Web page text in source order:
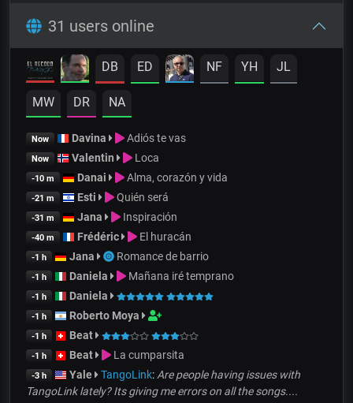
31 users online
DB ED NF YH JL
MW DR NA
Now Davina Adiós te vas
Now Valentin Loca
-10 m Danai Alma, corazón y vida
-21 m Esti Quién será
-31 m Jana Inspiración
-40 m Frédéric El huracán
-1 h Jana Romance de barrio
-1 h Daniela Mañana iré temprano
-1 h Daniela
-1 h Roberto Moya
-1 h Beat
-1 h Beat La cumparsita
-3 h Yale TangoLink: Are people having issues with
TangoLink lately? Its giving me errors on all the songs....